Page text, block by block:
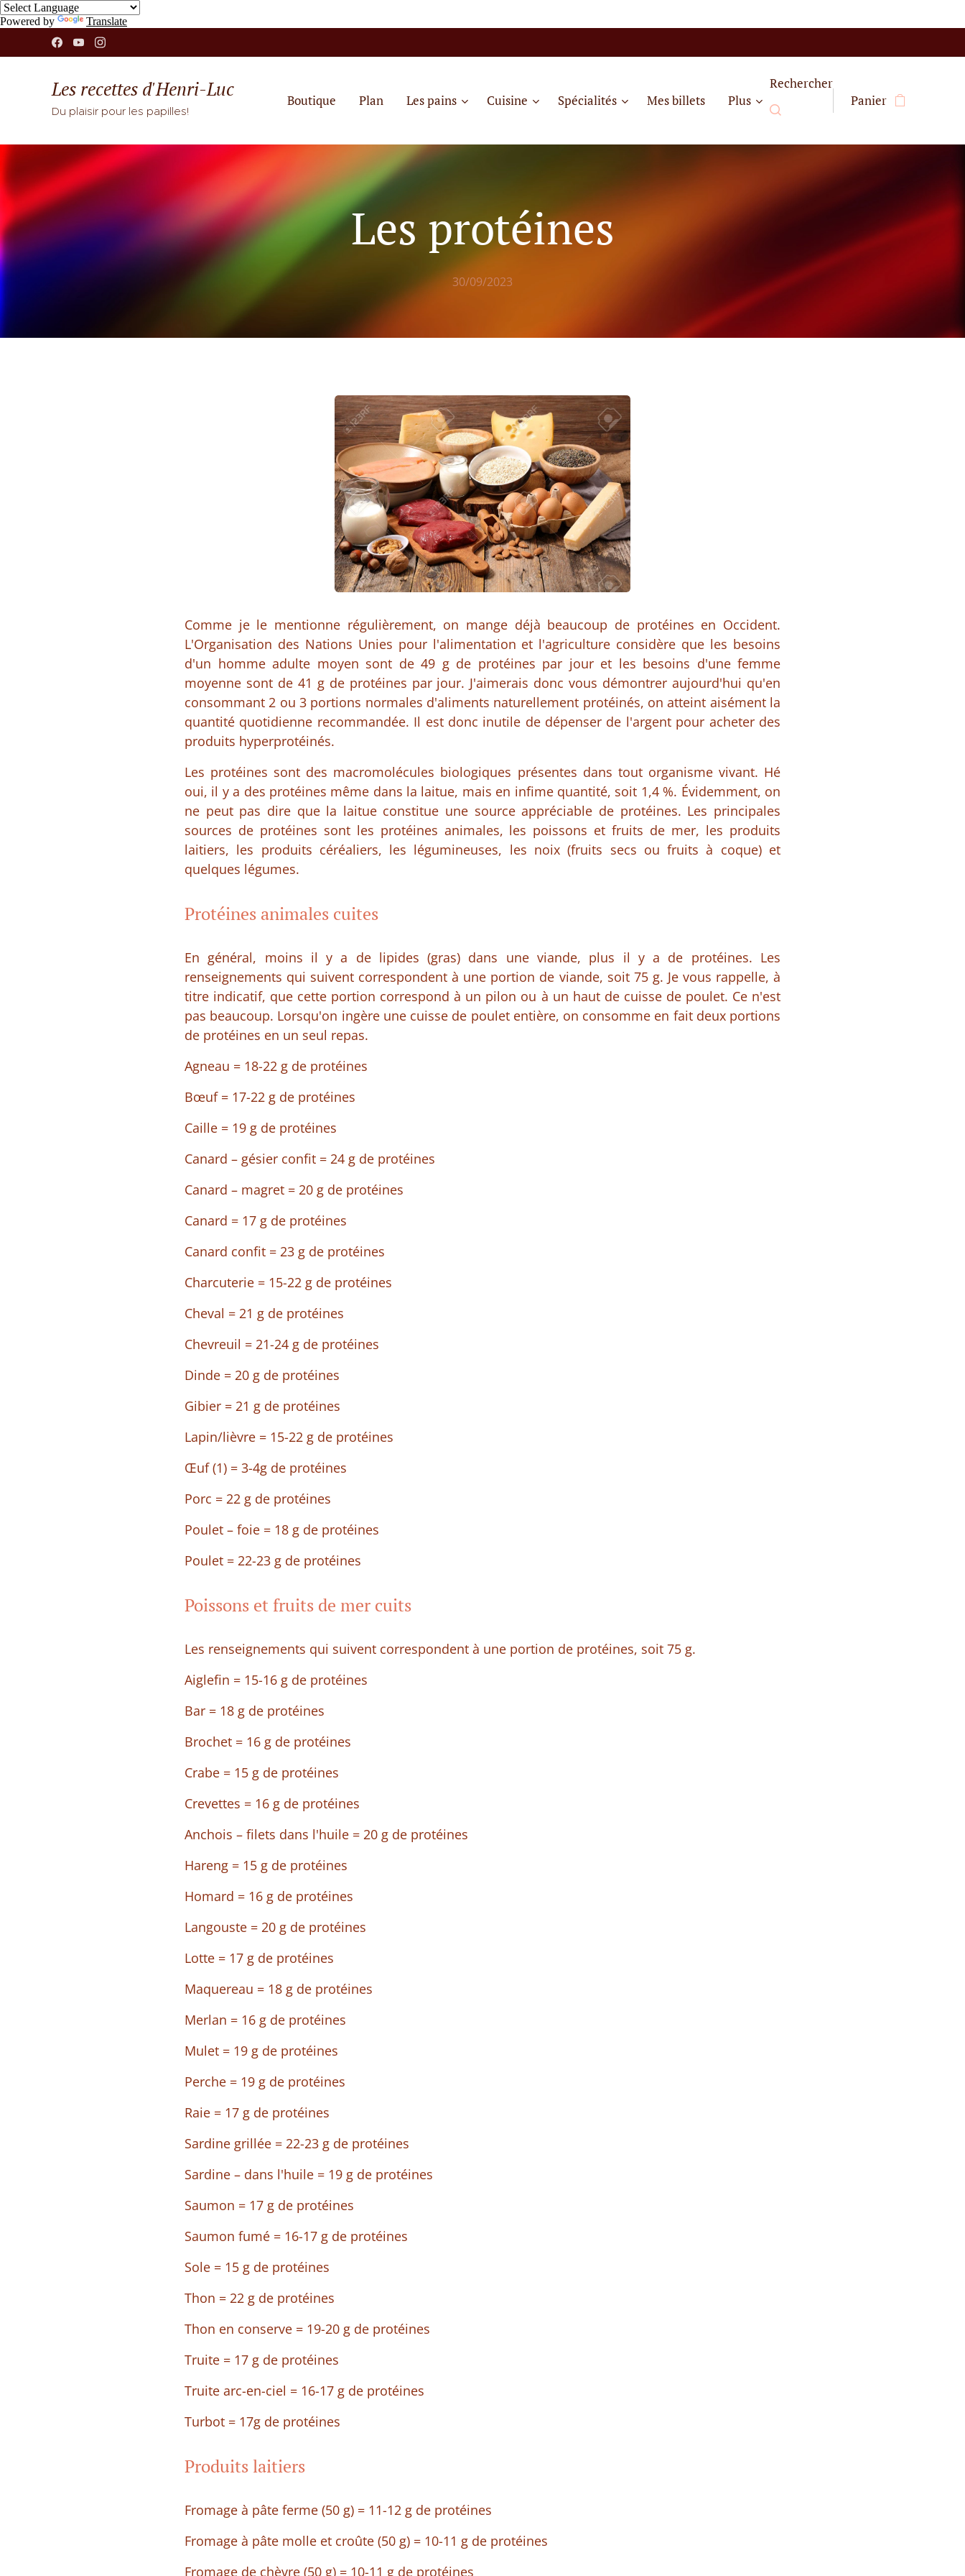
Powered by Translate
Les recettes d'Henri-Luc
Du plaisir pour les papilles!
Boutique Plan Les pains Cuisine Spécialités Mes billets Plus
Rechercher
Panier
Les protéines
30/09/2023
Comme je le mentionne régulièrement, on mange déjà beaucoup de protéines en Occident.
L'Organisation des Nations Unies pour l'alimentation et l'agriculture considère que les besoins
d'un homme adulte moyen sont de 49 g de protéines par jour et les besoins d'une femme
moyenne sont de 41 g de protéines par jour. J'aimerais donc vous démontrer aujourd'hui qu'en
consommant 2 ou 3 portions normales d'aliments naturellement protéinés, on atteint aisément la
quantité quotidienne recommandée. Il est donc inutile de dépenser de l'argent pour acheter des
produits hyperprotéinés.
Les protéines sont des macromolécules biologiques présentes dans tout organisme vivant. Hé
oui, il y a des protéines même dans la laitue, mais en infime quantité, soit 1,4 %. Évidemment, on
ne peut pas dire que la laitue constitue une source appréciable de protéines. Les principales
sources de protéines sont les protéines animales, les poissons et fruits de mer, les produits
laitiers, les produits céréaliers, les légumineuses, les noix (fruits secs ou fruits à coque) et
quelques légumes.
Protéines animales cuites
En général, moins il y a de lipides (gras) dans une viande, plus il y a de protéines. Les
renseignements qui suivent correspondent à une portion de viande, soit 75 g. Je vous rappelle, à
titre indicatif, que cette portion correspond à un pilon ou à un haut de cuisse de poulet. Ce n'est
pas beaucoup. Lorsqu'on ingère une cuisse de poulet entière, on consomme en fait deux portions
de protéines en un seul repas.
Agneau = 18-22 g de protéines
Bœuf = 17-22 g de protéines
Caille = 19 g de protéines
Canard – gésier confit = 24 g de protéines
Canard – magret = 20 g de protéines
Canard = 17 g de protéines
Canard confit = 23 g de protéines
Charcuterie = 15-22 g de protéines
Cheval = 21 g de protéines
Chevreuil = 21-24 g de protéines
Dinde = 20 g de protéines
Gibier = 21 g de protéines
Lapin/lièvre = 15-22 g de protéines
Œuf (1) = 3-4g de protéines
Porc = 22 g de protéines
Poulet – foie = 18 g de protéines
Poulet = 22-23 g de protéines
Poissons et fruits de mer cuits
Les renseignements qui suivent correspondent à une portion de protéines, soit 75 g.
Aiglefin = 15-16 g de protéines
Bar = 18 g de protéines
Brochet = 16 g de protéines
Crabe = 15 g de protéines
Crevettes = 16 g de protéines
Anchois – filets dans l'huile = 20 g de protéines
Hareng = 15 g de protéines
Homard = 16 g de protéines
Langouste = 20 g de protéines
Lotte = 17 g de protéines
Maquereau = 18 g de protéines
Merlan = 16 g de protéines
Mulet = 19 g de protéines
Perche = 19 g de protéines
Raie = 17 g de protéines
Sardine grillée = 22-23 g de protéines
Sardine – dans l'huile = 19 g de protéines
Saumon = 17 g de protéines
Saumon fumé = 16-17 g de protéines
Sole = 15 g de protéines
Thon = 22 g de protéines
Thon en conserve = 19-20 g de protéines
Truite = 17 g de protéines
Truite arc-en-ciel = 16-17 g de protéines
Turbot = 17g de protéines
Produits laitiers
Fromage à pâte ferme (50 g) = 11-12 g de protéines
Fromage à pâte molle et croûte (50 g) = 10-11 g de protéines
Fromage de chèvre (50 g) = 10-11 g de protéines